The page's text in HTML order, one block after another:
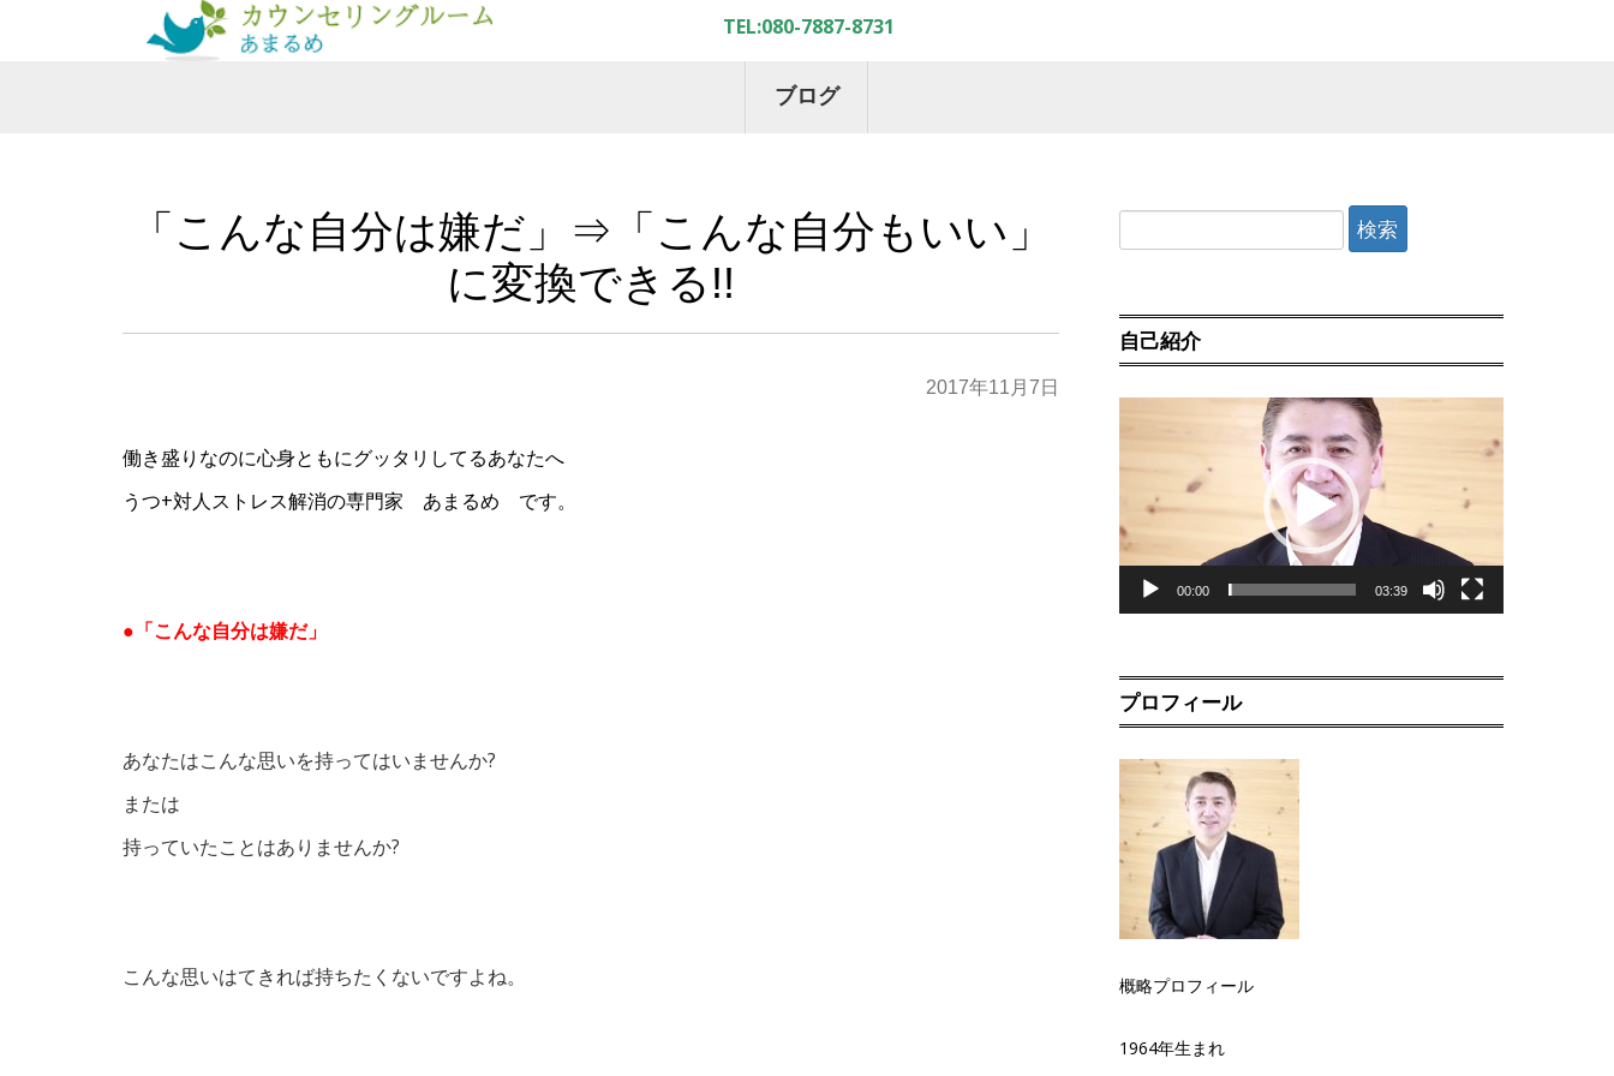
ブログ
「こんな自分は嫌だ」⇒「こんな自分もいい」
に変換できる!!
2017年11月7日
働き盛りなのに心身ともにグッタリしてるあなたへ
うつ+対人ストレス解消の専門家 あまるめ です。
●「こんな自分は嫌だ」
あなたはこんな思いを持ってはいませんか?
または
持っていたことはありませんか?
こんな思いはてきれば持ちたくないですよね。
検
索:
自己紹介
動
レ
ー
00:00 03:39
プロフィール
概略プロフィール
1964年生まれ